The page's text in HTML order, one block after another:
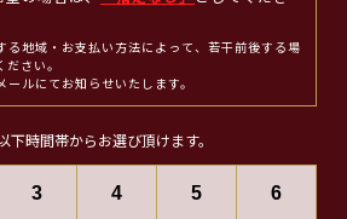
地域・お支払い方法によって、若干前後する場
さい。
ルにてお知らせいたします。
下時間帯からお選び頂けます。
3 4 5 6